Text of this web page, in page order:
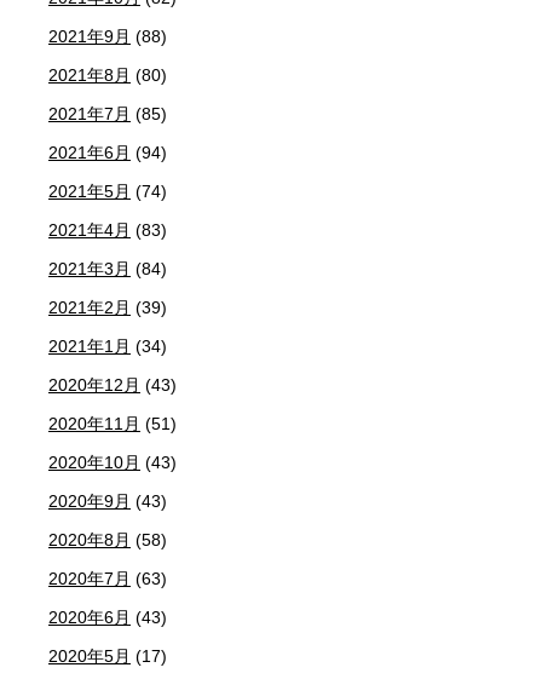
2021年9月 (88)
2021年8月 (80)
2021年7月 (85)
2021年6月 (94)
2021年5月 (74)
2021年4月 (83)
2021年3月 (84)
2021年2月 (39)
2021年1月 (34)
2020年12月 (43)
2020年11月 (51)
2020年10月 (43)
2020年9月 (43)
2020年8月 (58)
2020年7月 (63)
2020年6月 (43)
2020年5月 (17)